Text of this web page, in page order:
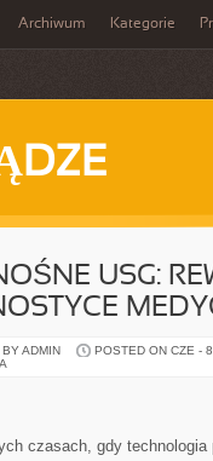
Archiwum Kategorie
USG:
ADMIN POSTED ON CZE -
czasach, gdy